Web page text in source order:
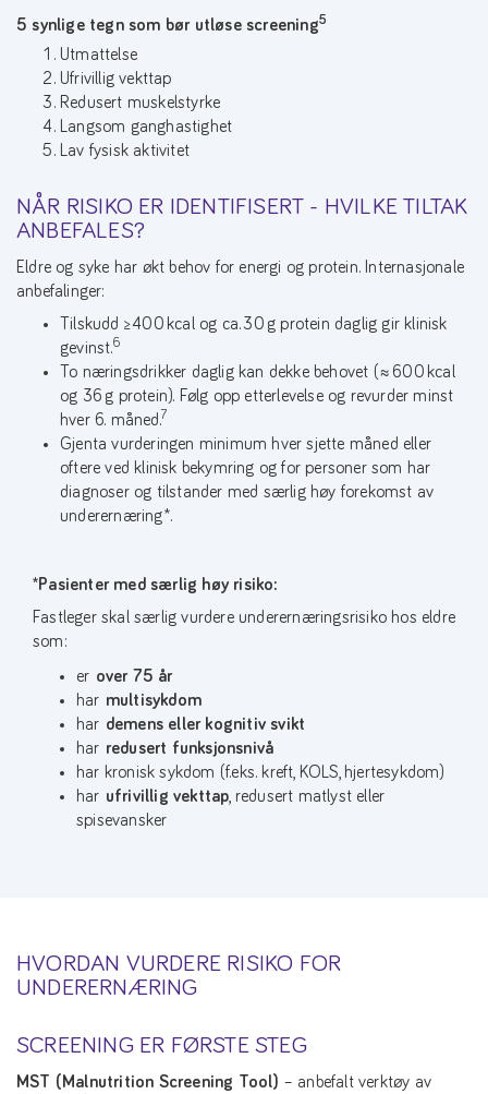
5 synlige tegn som bør utløse screening5
Utmattelse
Ufrivillig vekttap
Redusert muskelstyrke
Langsom ganghastighet
Lav fysisk aktivitet
NÅR RISIKO ER IDENTIFISERT - HVILKE TILTAK
ANBEFALES?
Eldre og syke har økt behov for energi og protein. Internasjonale
anbefalinger:
Tilskudd ≥ 400 kcal og ca. 30 g protein daglig gir klinisk
gevinst.6
To næringsdrikker daglig kan dekke behovet (≈ 600 kcal
og 36 g protein). Følg opp etterlevelse og revurder minst
hver 6. måned.7
Gjenta vurderingen minimum hver sjette måned eller
oftere ved klinisk bekymring og for personer som har
diagnoser og tilstander med særlig høy forekomst av
underernæring*.
*Pasienter med særlig høy risiko:
Fastleger skal særlig vurdere underernæringsrisiko hos eldre
som:
er over 75 år
har multisykdom
har demens eller kognitiv svikt
har redusert funksjonsnivå
har kronisk sykdom (f.eks. kreft, KOLS, hjertesykdom)
har ufrivillig vekttap , redusert matlyst eller
spisevansker
HVORDAN VURDERE RISIKO FOR
UNDERERNÆRING
SCREENING ER FØRSTE STEG
MST (Malnutrition Screening Tool) – anbefalt verktøy av